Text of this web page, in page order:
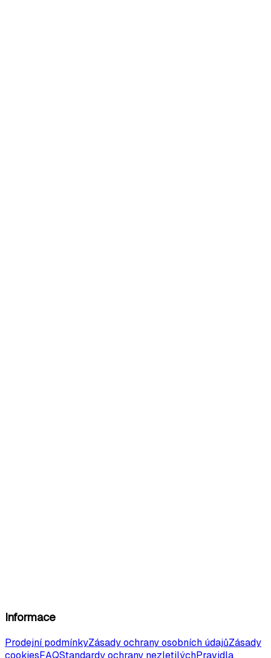
Informace
Prodejní podmínkyZásady ochrany osobních údajůZásady
cookiesFAQStandardy ochrany nezletilýchPravidla